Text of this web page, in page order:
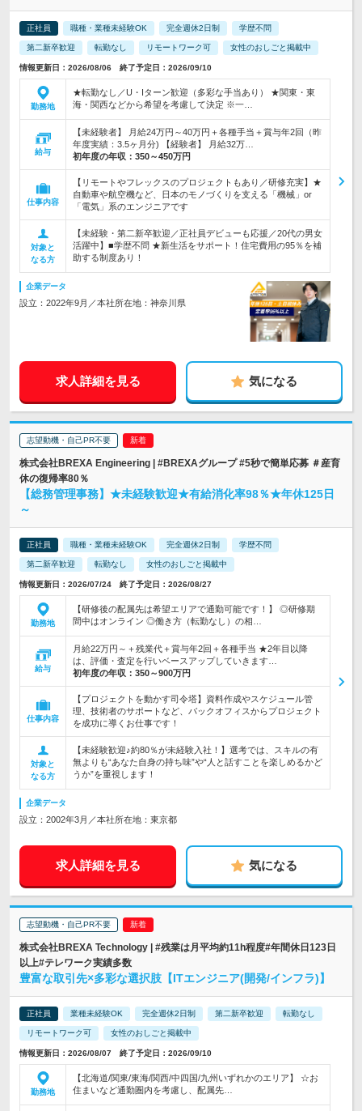
正社員 職種・業種未経験OK 完全週休2日制 学歴不問
第二新卒歓迎 転勤なし リモートワーク可 女性のおしごと掲載中
情報更新日：2026/08/06 終了予定日：2026/09/10
勤務地
★転勤なし／U・Iターン歓迎（多彩な手当あり） ★関東・東
海・関西などから希望を考慮して決定 ※一…
給与
【未経験者】 月給24万円～40万円＋各種手当＋賞与年2回（昨
年度実績：3.5ヶ月分) 【経験者】 月給32万…
初年度の年収： 350～450万円
仕事内容
【リモートやフレックスのプロジェクトもあり／研修充実】★
自動車や航空機など、日本のモノづくりを支える「機械」or
「電気」系のエンジニアです
対象と
なる方
【未経験・第二新卒歓迎／正社員デビューも応援／20代の男女
活躍中】■学歴不問 ★新生活をサポート！住宅費用の95％を補
助する制度あり！
企業データ
設立：2022年9月／本社所在地：神奈川県
求人詳細を見る 気になる
志望動機・自己PR不要
株式会社BREXA Engineering | #BREXAグループ #5秒で簡単応募 ＃産育
休の復帰率80％
【総務管理事務】★未経験歓迎★有給消化率98％★年休125日
～
正社員 職種・業種未経験OK 完全週休2日制 学歴不問
第二新卒歓迎 転勤なし 女性のおしごと掲載中
情報更新日：2026/07/24 終了予定日：2026/08/27
勤務地
【研修後の配属先は希望エリアで通勤可能です！】 ◎研修期
間中はオンライン ◎働き方（転勤なし）の相…
給与
月給22万円～＋残業代＋賞与年2回＋各種手当 ★2年目以降
は、評価・査定を行いベースアップしていきます…
初年度の年収： 350～900万円
仕事内容
【プロジェクトを動かす司令塔】資料作成やスケジュール管
理、技術者のサポートなど、バックオフィスからプロジェクト
を成功に導くお仕事です！
対象と
なる方
【未経験歓迎♪約80％が未経験入社！】選考では、スキルの有
無よりも“あなた自身の持ち味”や“人と話すことを楽しめるかど
うか”を重視します！
企業データ
設立：2002年3月／本社所在地：東京都
求人詳細を見る 気になる
志望動機・自己PR不要
株式会社BREXA Technology | #残業は月平均約11h程度#年間休日123日
以上#テレワーク実績多数
豊富な取引先×多彩な選択肢【ITエンジニア(開発/インフラ)】
正社員 業種未経験OK 完全週休2日制 第二新卒歓迎 転勤なし
リモートワーク可 女性のおしごと掲載中
情報更新日：2026/08/07 終了予定日：2026/09/10
勤務地
【北海道/関東/東海/関西/中四国/九州いずれかのエリア】 ☆お
住まいなど通勤圏内を考慮し、配属先…